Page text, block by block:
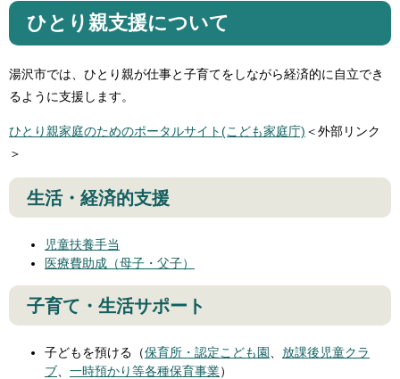
ひとり親支援について
湯沢市では、ひとり親が仕事と子育てをしながら経済的に自立でき
るように支援します。
ひとり親家庭のためのポータルサイト(こども家庭庁) ＜外部リンク
＞
生活・経済的支援
児童扶養手当
医療費助成（母子・父子）
子育て・生活サポート
子どもを預ける（保育所・認定こども園
放課後児童クラ
ブ
一時預かり等各種保育事業）